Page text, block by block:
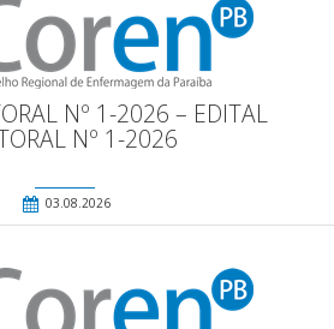
Nº 1-2026 – EDITAL
Nº 1-2026
03.08.2026